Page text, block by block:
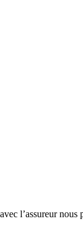
l’assureur nous